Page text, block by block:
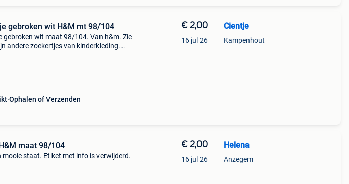
gebroken wit H&M mt 98/104
gebroken wit maat 98/104. Van h&m. Zie
andere zoekertjes van kinderkleding.
Ophalen of Verzenden
€ 2,00
16 jul 26
Cientje
Kampenhout
maat 98/104
mooie staat. Etiket met info is verwijderd.
€ 2,00
16 jul 26
Helena
Anzegem